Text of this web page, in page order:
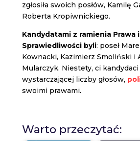
zgłosiła swoich posłów, Kamilę
Roberta Kropiwnickiego.
Kandydatami z ramienia Prawa i
Sprawiedliwości byli: poseł
Kownacki, Kazimierz Smoliński i
Mularczyk. Niestety, ci
wystarczającej liczby głosów,
swoimi prawami.
Warto przeczytać: